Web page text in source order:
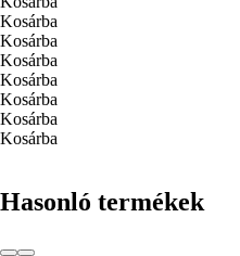
Kosárba
Kosárba
Kosárba
Kosárba
Kosárba
Kosárba
Kosárba
Hasonló termékek